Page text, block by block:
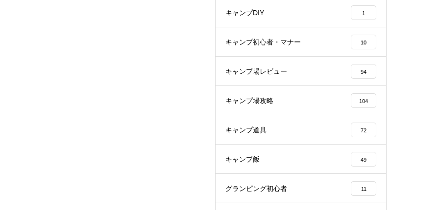
キャンプDIY 1
キャンプ初心者・マナー 10
キャンプ場レビュー 94
キャンプ場攻略 104
キャンプ道具 72
キャンプ飯 49
グランピング初心者 11